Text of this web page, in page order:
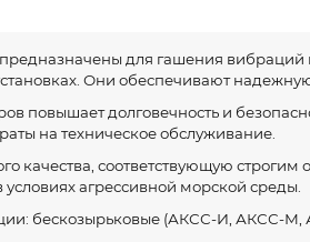
для гашения вибраций
Они обеспечивают
повышает долговечность и
на техническое обслуживание.
качества, соответствующую
агрессивной морской среды.
бескозырьковые (АКСС-И,